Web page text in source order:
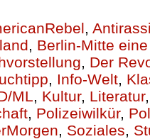
,
, Berlin-Mitte
, Der
, Info-Welt,
ML, Kultur, Literatur
, Polizeiwilkür,
, Soziales,